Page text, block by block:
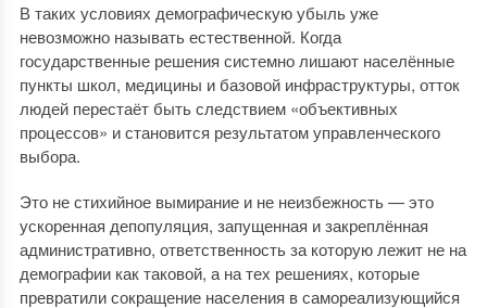
В таких условиях демографическую убыль уже
невозможно называть естественной. Когда
государственные решения системно лишают населённые
пункты школ, медицины и базовой инфраструктуры, отток
людей перестаёт быть следствием «объективных
процессов» и становится результатом управленческого
выбора.
Это не стихийное вымирание и не неизбежность — это
ускоренная депопуляция, запущенная и закреплённая
административно, ответственность за которую лежит не на
демографии как таковой, а на тех решениях, которые
превратили сокращение населения в самореализующийся